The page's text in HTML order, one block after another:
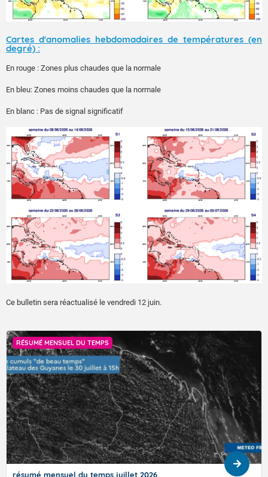
Cartes d'anomalies hebdomadaires de températures (en
degré) :
En rouge : Zones plus chaudes que la normale
En bleu: Zones moins chaudes que la normale
En blanc : Pas de signal significatif
Ce bulletin sera réactualisé le vendredi 12 juin.
RÉSUMÉ MENSUEL DU TEMPS
résumé mensuel du temps juillet 2026